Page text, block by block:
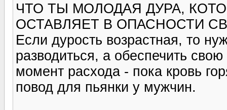
ЧТО ТЫ МОЛОДАЯ ДУРА,
ОСТАВЛЯЕТ В ОПАСНОСТИ
Если дурость возрастная, то
разводиться, а обеспечить
момент расхода - пока кровь
повод для пьянки у мужчин.